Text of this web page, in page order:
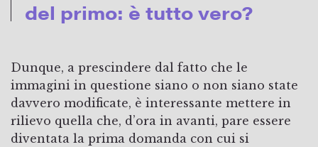
del primo: è tutto vero?
Dunque, a prescindere dal fatto che le
immagini in questione siano o non siano state
davvero modificate, è interessante mettere in
rilievo quella che, d’ora in avanti, pare essere
diventata la prima domanda con cui si